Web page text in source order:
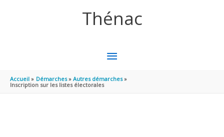
Thénac
MENU
PRINCIPAL
Accueil Démarches
Autres démarches
Inscription sur les listes électorales